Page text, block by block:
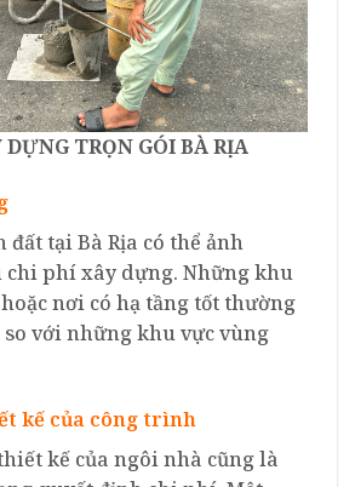
DỰNG TRỌN GÓI BÀ RỊA
đất tại Bà Rịa có thể ảnh
chi phí xây dựng. Những khu
nơi có hạ tầng tốt thường
so với những khu vực vùng
kế của công trình
kế của ngôi nhà cũng là